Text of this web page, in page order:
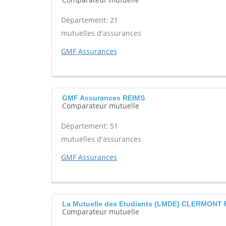
Département: 21
mutuelles d'assurances
GMF Assurances
GMF Assurances REIMS
Comparateur mutuelle
Département: 51
mutuelles d'assurances
GMF Assurances
La Mutuelle des Etudiants (LMDE) CLERMONT
Comparateur mutuelle